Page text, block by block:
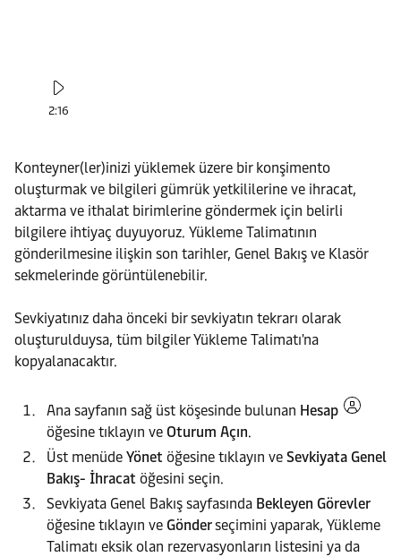
2:16
Konteyner(ler)inizi yüklemek üzere bir konşimento
oluşturmak ve bilgileri gümrük yetkililerine ve ihracat,
aktarma ve ithalat birimlerine göndermek için belirli
bilgilere ihtiyaç duyuyoruz. Yükleme Talimatının
gönderilmesine ilişkin son tarihler, Genel Bakış ve Klasör
sekmelerinde görüntülenebilir.
Sevkiyatınız daha önceki bir sevkiyatın tekrarı olarak
oluşturulduysa, tüm bilgiler Yükleme Talimatı'na
kopyalanacaktır.
Ana sayfanın sağ üst köşesinde bulunan Hesap
öğesine tıklayın ve Oturum Açın.
Üst menüde Yönet öğesine tıklayın ve Sevkiyata Genel
Bakış- İhracat öğesini seçin.
Sevkiyata Genel Bakış sayfasında Bekleyen Görevler
öğesine tıklayın ve Gönderseçimini yaparak, Yükleme
Talimatı eksik olan rezervasyonların listesini ya da